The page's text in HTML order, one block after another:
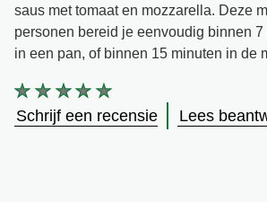
Soepen
Kant-en-klaar
Good Snacks
saus met tomaat en mozzarella. Deze
personen bereid je eenvoudig binnen
in een pan, of binnen 15 minuten in de
Geen
ingediend
Schrijf een recensie Lees